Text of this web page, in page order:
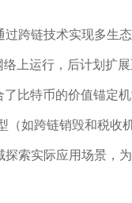
跨链技术实现多生
上运行，后计划扩
了比特币的价值锚定
（如跨链销毁和税收
索实际应用场景，